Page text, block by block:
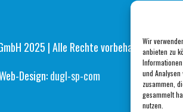
Wir
anbieten zu
und
zusammen,
gesammelt
nutzen.
2025 | Alle Rechte vorbehalten.
Design:dugl-sp-com